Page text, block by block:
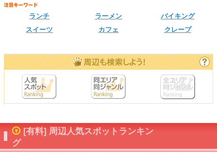
ランチ ラーメン
バイキング
スイーツ
カフェ クレープ
[有料] 周辺人気スポットランキン
グ